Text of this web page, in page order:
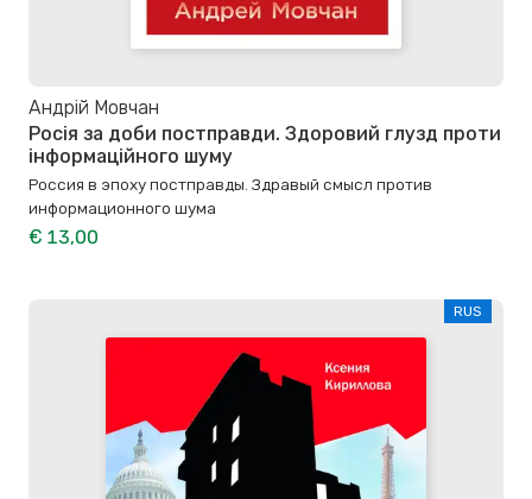
Андрій Мовчан
Росія за доби постправди. Здоровий глузд проти
інформаційного шуму
Россия в эпоху постправды. Здравый смысл против
информационного шума
€ 13,00
RUS